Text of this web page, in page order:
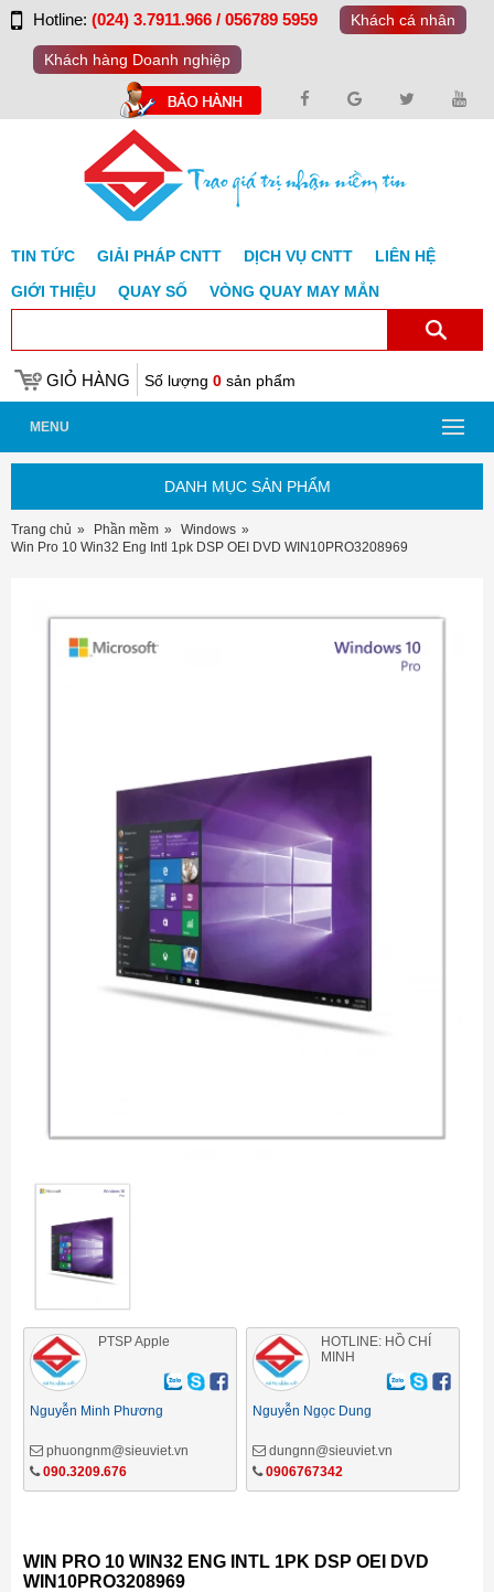
Hotline: (024) 3.7911.966 / 056789 5959 Khách cá nhân
Khách hàng Doanh nghiệp
TIN TỨC GIẢI PHÁP CNTT DỊCH VỤ CNTT
LIÊN HỆ
GIỚI THIỆU
QUAY SỐ VÒNG QUAY MAY MẮN
GIỎ HÀNG Số lượng 0 sản phẩm
MENU
DANH MỤC SẢN PHẨM
Trang chủ Phần mềm
Windows
Win Pro 10 Win32 Eng Intl 1pk DSP OEI DVD WIN10PRO3208969
PTSP Apple
Nguyễn Minh Phương
phuongnm@sieuviet.vn
090.3209.676
HOTLINE: HỒ CHÍ
MINH
Nguyễn Ngọc Dung
dungnn@sieuviet.vn
0906767342
WIN PRO 10 WIN32 ENG INTL 1PK DSP OEI DVD
WIN10PRO3208969